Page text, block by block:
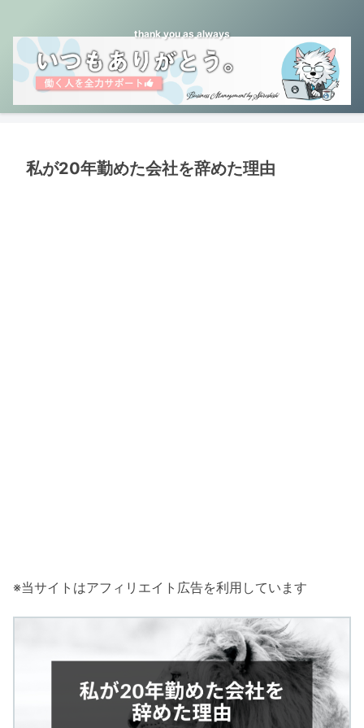
thank you as always
私が20年勤めた会社を辞めた理由
※当サイトはアフィリエイト広告を利用しています